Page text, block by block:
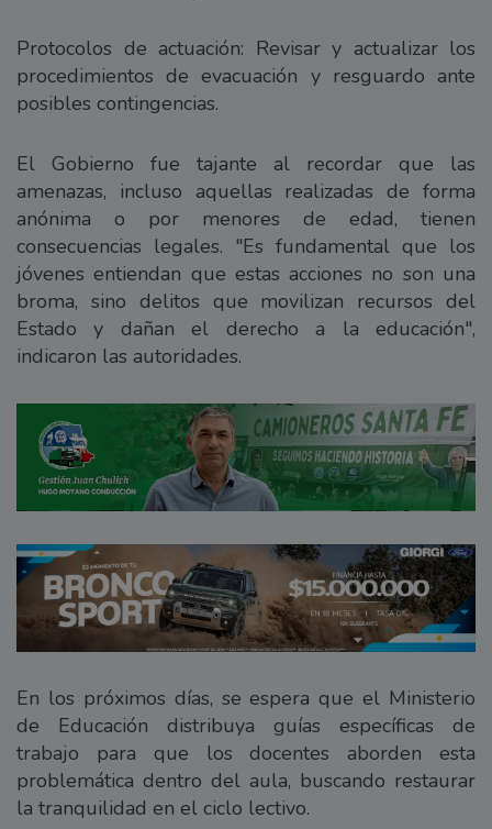
Protocolos de actuación: Revisar y actualizar los
procedimientos de evacuación y resguardo ante
posibles contingencias.
El Gobierno fue tajante al recordar que las
amenazas, incluso aquellas realizadas de forma
anónima o por menores de edad, tienen
consecuencias legales. "Es fundamental que los
jóvenes entiendan que estas acciones no son una
broma, sino delitos que movilizan recursos del
Estado y dañan el derecho a la educación",
indicaron las autoridades.
En los próximos días, se espera que el Ministerio
de Educación distribuya guías específicas de
trabajo para que los docentes aborden esta
problemática dentro del aula, buscando restaurar
la tranquilidad en el ciclo lectivo.